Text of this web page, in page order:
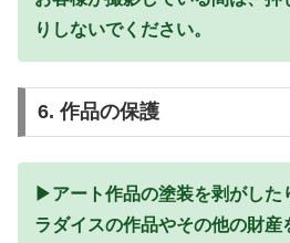
りしないでください。
6. 作品の保護
▶︎アート作品の塗装を剥がした
ラダイスの作品やその他の財産